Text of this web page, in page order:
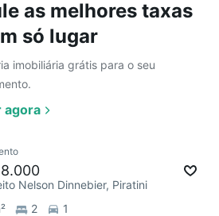
as melhores taxas
só lugar
imobiliária grátis para o seu
agora
Nelson Dinnebier, Piratini
2 1